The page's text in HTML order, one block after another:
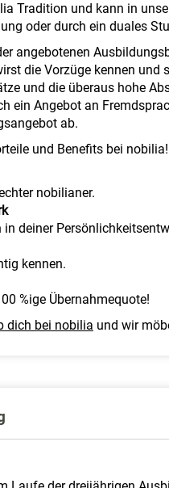
Tradition und kann in
oder durch ein duales
angebotenen
die Vorzüge kennen
und die überaus hohe
ein Angebot an
ab.
und Benefits bei nobilia!
nobilianer.
deiner
kennen.
%ige Übernahmequote!
dich bei nobilia und wir